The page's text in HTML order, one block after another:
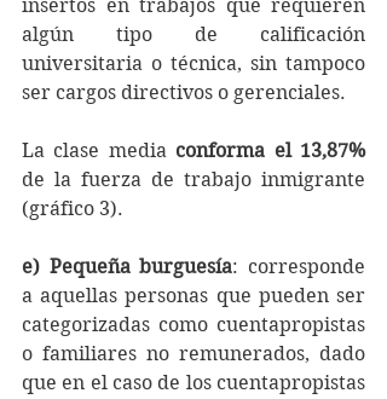
insertos en trabajos que requieren
algún tipo de calificación
universitaria o técnica, sin tampoco
ser cargos directivos o gerenciales.
La clase media
conforma el 13,87%
de la fuerza de trabajo inmigrante
(gráfico 3).
e) Pequeña burguesía: corresponde
a aquellas personas que pueden ser
categorizadas como cuentapropistas
o familiares no remunerados, dado
que en el caso de los cuentapropistas